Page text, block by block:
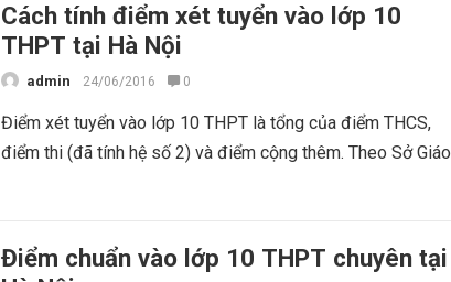
Cách tính điểm xét tuyển vào lớp 10
THPT tại Hà Nội
admin 24/06/2016 0
Điểm xét tuyển vào lớp 10 THPT là tổng của điểm THCS,
điểm thi (đã tính hệ số 2) và điểm cộng thêm. Theo Sở Giáo
Điểm chuẩn vào lớp 10 THPT chuyên tại